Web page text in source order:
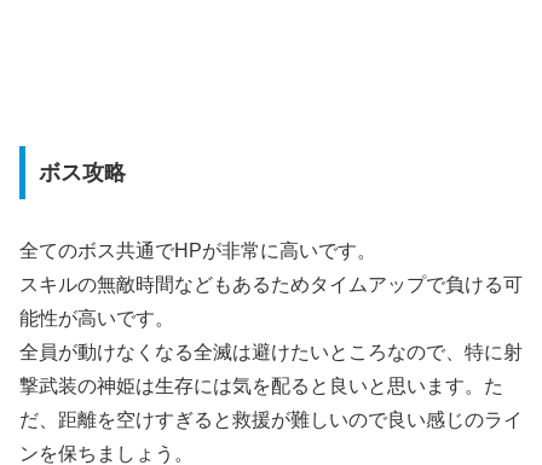
ボス攻略
全てのボス共通でHPが非常に高いです。
スキルの無敵時間などもあるためタイムアップで負ける可
能性が高いです。
全員が動けなくなる全滅は避けたいところなので、特に射
撃武装の神姫は生存には気を配ると良いと思います。た
だ、距離を空けすぎると救援が難しいので良い感じのライ
ンを保ちましょう。